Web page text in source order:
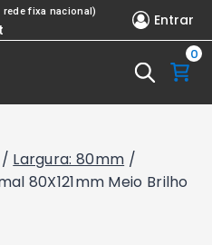
rede fixa nacional) Entrar
0
/ Largura: 80mm /
80X121mm Meio Brilho